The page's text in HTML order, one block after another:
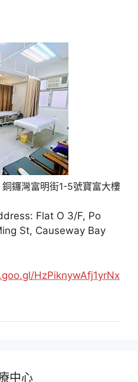
鑼灣富明街1-5號寶富大樓
Flat O 3/F, Po
St, Causeway Bay
HzPiknywAfj1yrNx
中心